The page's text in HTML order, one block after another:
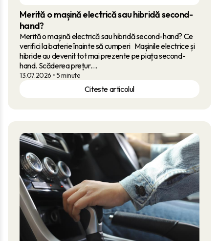
Merită o mașină electrică sau hibridă second-
hand?
Merită o mașină electrică sau hibridă second-hand? Ce
verifici la baterie înainte să cumperi Mașinile electrice și
hibride au devenit tot mai prezente pe piața second-
hand. Scăderea prețur....
13.07.2026 • 5 minute
Citeste articolul